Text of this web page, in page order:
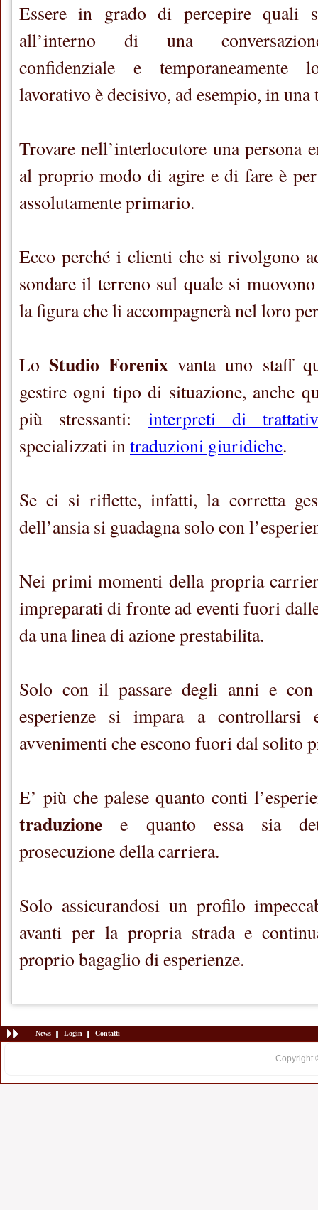
Essere in grado di percepire quali
all’interno di una
confidenziale e temporaneamente
lavorativo è decisivo, ad esempio, in
Trovare nell’interlocutore una persona
al proprio modo di agire e di fare è
assolutamente primario.
Ecco perché i clienti che si rivolgono
sondare il terreno sul quale si
la figura che li accompagnerà nel loro
LoStudio Forenix vanta uno staff
gestire ogni tipo di situazione, anche
più stressanti: interpreti di
specializzati intraduzioni giuridiche.
Se ci si riflette, infatti, la corretta
dell’ansia si guadagna solo con
Nei primi momenti della propria
impreparati di fronte ad eventi fuori
da una linea di azione prestabilita.
Solo con il passare degli anni e con
esperienze si impara a
avvenimenti che escono fuori dal solito
E’ più che palese quanto conti
traduzione e quanto essa sia
prosecuzione della carriera.
Solo assicurandosi un profilo
avanti per la propria strada e
proprio bagaglio di esperienze.
News Login Contatti
Copyright